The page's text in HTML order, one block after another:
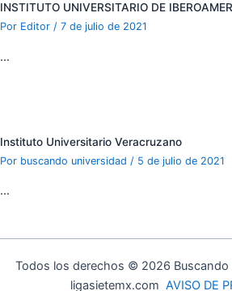
INSTITUTO UNIVERSITARIO DE
Por Editor / 7 de julio de 2021
…
Instituto Universitario Veracruzano
Por buscando universidad / 5 de julio de 2021
…
Todos los derechos © 2026 Buscando
ligasietemx.com AVISO DE